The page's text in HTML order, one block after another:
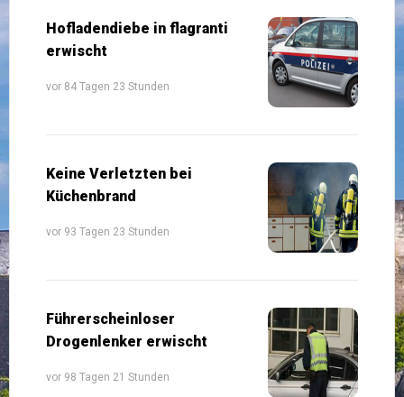
Hofladendiebe in flagranti
erwischt
vor 84 Tagen 23 Stunden
Keine Verletzten bei
Küchenbrand
vor 93 Tagen 23 Stunden
Führerscheinloser
Drogenlenker erwischt
vor 98 Tagen 21 Stunden